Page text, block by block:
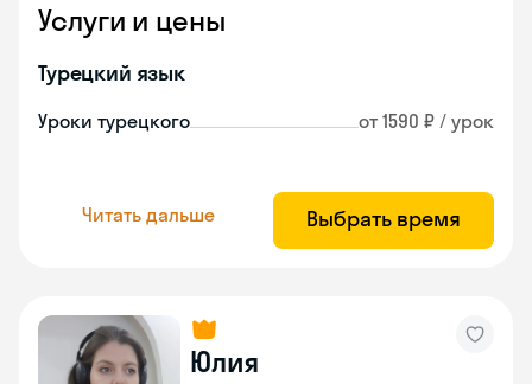
Услуги и цены
Турецкий язык
Уроки турецкого от 1590 ₽ / урок
Читать дальше Выбрать время
Юлия